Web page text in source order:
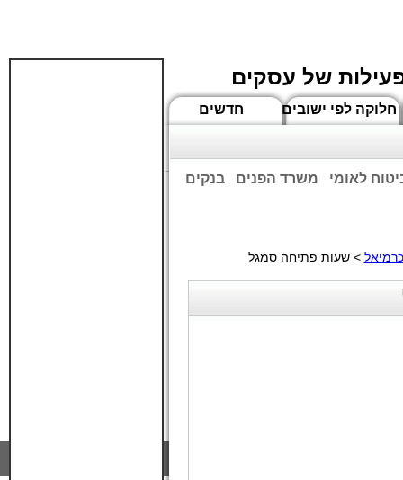
של עסקים
חדשים חלוקה לפי ישובים
בנקים משרד הפנים לאומי
> שעות פתיחה סמגל